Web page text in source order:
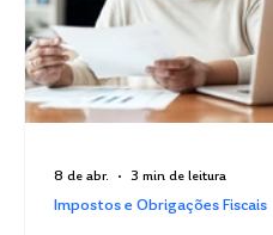
Impostos e Obrigações Fiscais
8 de abr. 3 min de leitura